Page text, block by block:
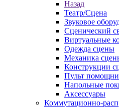
Назад
Театр/Сцена
Звуковое
Сценический
Виртуальные
Одежда сцены
Механика
Конструкции
Пульт
Напольные
Аксессуары
Коммутационно-